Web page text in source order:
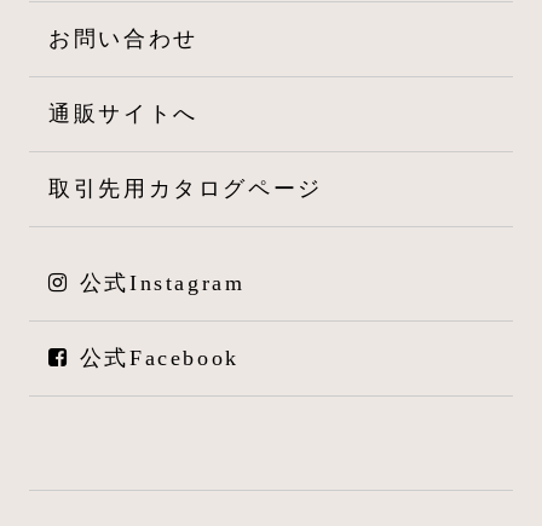
お問い合わせ
通販サイトへ
取引先用カタログページ
公式Instagram
公式Facebook